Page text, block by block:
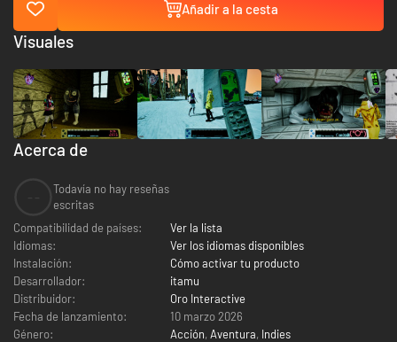
Añadir a la cesta
Acerca de
Todavía no hay reseñas
escritas
Compatibilidad de países:
Ver la lista
Idiomas:
Ver los idiomas disponibles
Instalación:
Cómo activar tu producto
Desarrollador:
itamu
Distribuidor:
Oro Interactive
Fecha de lanzamiento:
10 marzo 2026
Género:
Acción, Aventura, Indies
Visuales